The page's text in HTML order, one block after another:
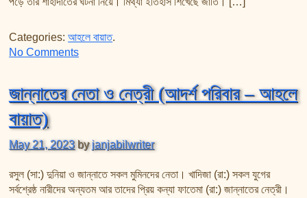
Categories: আহলে বায়াত.
No Commentson হাসান (রা:) এর নামে অপবাদ ও শাহাদাত
জান্নাতের নেতা ও নেত্রী (আদর্শ পরিবার – আহলে
বায়াত)
May 21, 2023 byjanjabilwriter
রসুল (সা:) দুনিয়া ও জান্নাতে সকল মুমিনদের নেতা। খাদিজা (রা:) সকল যুগের
সর্বশ্রেষ্ঠ নারীদের অন্যতম আর তাদের প্রিয় কন্যা ফাতেমা (রা:) জান্নাতের নেত্রী।